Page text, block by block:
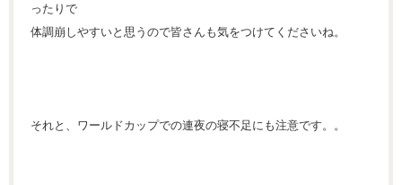
ったりで
体調崩しやすいと思うので皆さんも気をつけてくださいね。
それと、ワールドカップでの連夜の寝不足にも注意です。。